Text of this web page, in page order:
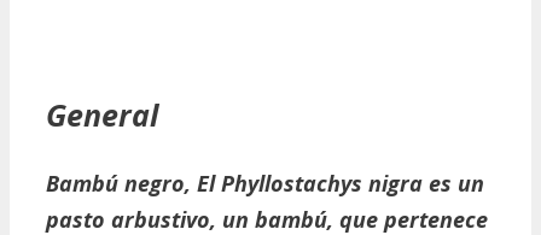
General
Bambú negro, El Phyllostachys nigra es un
pasto arbustivo, un bambú, que pertenece